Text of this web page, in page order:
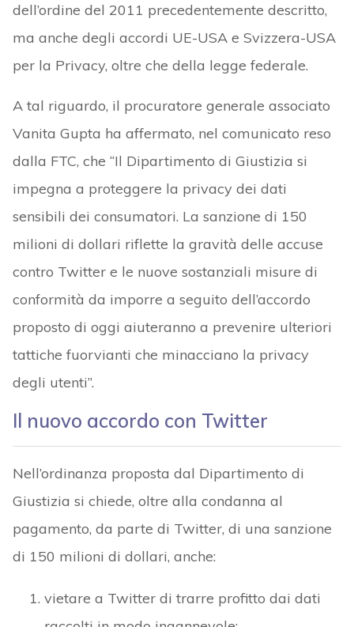
dell’ordine del 2011 precedentemente descritto,
ma anche degli accordi UE-USA e Svizzera-USA
per la Privacy, oltre che della legge federale.
A tal riguardo, il procuratore generale associato
Vanita Gupta ha affermato, nel comunicato reso
dalla FTC, che “Il Dipartimento di Giustizia si
impegna a proteggere la privacy dei dati
sensibili dei consumatori. La sanzione di 150
milioni di dollari riflette la gravità delle accuse
contro Twitter e le nuove sostanziali misure di
conformità da imporre a seguito dell’accordo
proposto di oggi aiuteranno a prevenire ulteriori
tattiche fuorvianti che minacciano la privacy
degli utenti”.
Il nuovo accordo con Twitter
Nell’ordinanza proposta dal Dipartimento di
Giustizia si chiede, oltre alla condanna al
pagamento, da parte di Twitter, di una sanzione
di 150 milioni di dollari, anche:
vietare a Twitter di trarre profitto dai dati